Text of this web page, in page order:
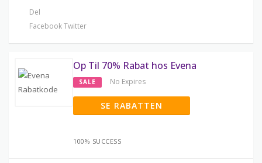
Del
FacebookTwitter
Op Til 70% Rabat hos Evena
SALE No Expires
SE RABATTEN
100% SUCCESS